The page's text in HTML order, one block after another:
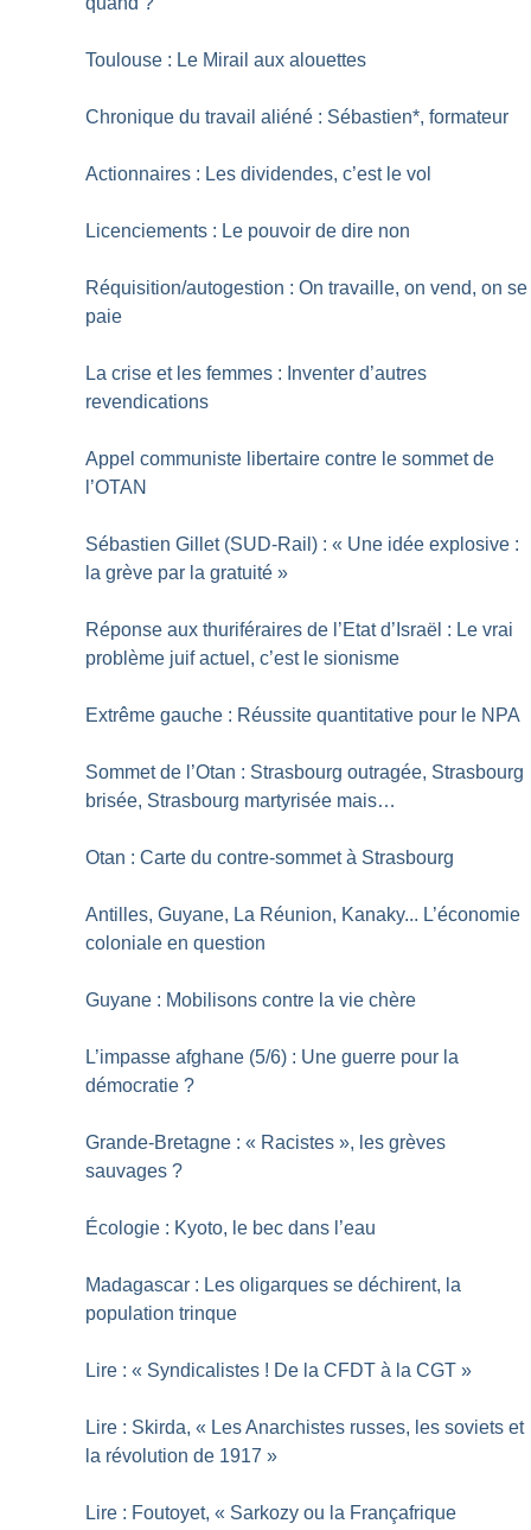
Toulouse : Le Mirail aux alouettes
Chronique du travail aliéné : Sébastien*, formateur
Actionnaires : Les dividendes, c’est le vol
Licenciements : Le pouvoir de dire non
Réquisition/autogestion : On travaille, on vend, on se
paie
La crise et les femmes : Inventer d’autres
revendications
Appel communiste libertaire contre le sommet de
l’OTAN
Sébastien Gillet (SUD-Rail) : « Une idée explosive :
la grève par la gratuité »
Réponse aux thuriféraires de l’Etat d’Israël : Le vrai
problème juif actuel, c’est le sionisme
Extrême gauche : Réussite quantitative pour le NPA
Sommet de l’Otan : Strasbourg outragée, Strasbourg
brisée, Strasbourg martyrisée mais…
Otan : Carte du contre-sommet à Strasbourg
Antilles, Guyane, La Réunion, Kanaky... L’économie
coloniale en question
Guyane : Mobilisons contre la vie chère
L’impasse afghane (5/6) : Une guerre pour la
démocratie ?
Grande-Bretagne : « Racistes », les grèves
sauvages ?
Écologie : Kyoto, le bec dans l’eau
Madagascar : Les oligarques se déchirent, la
population trinque
Lire : « Syndicalistes ! De la CFDT à la CGT »
Lire : Skirda, « Les Anarchistes russes, les soviets et
la révolution de 1917 »
Lire : Foutoyet, « Sarkozy ou la Françafrique